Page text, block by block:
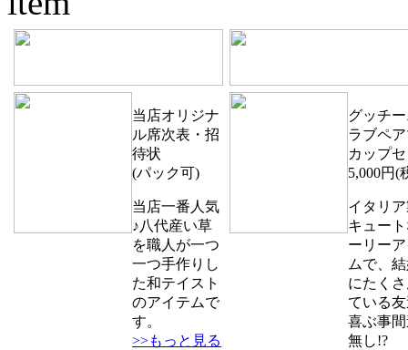
当店オリジナ
ル席次表・招
待状
(パック可)
当店一番人気
♪八代産い草
を職人が一つ
一つ手作りし
た和テイスト
のアイテムで
す。
>>もっと見る
グッチ
ラブペ
カップ
5,000円(
イタリ
キュー
ーリー
ムで、
にたく
ている
喜ぶ事
無し!?